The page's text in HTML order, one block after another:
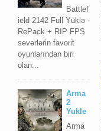
Battlef
ield 2142 Full Yüklə -
RePack + RIP FPS
sevərlərin favorit
oyunlarından biri
olan...
Arma
2
Yukle
Arma